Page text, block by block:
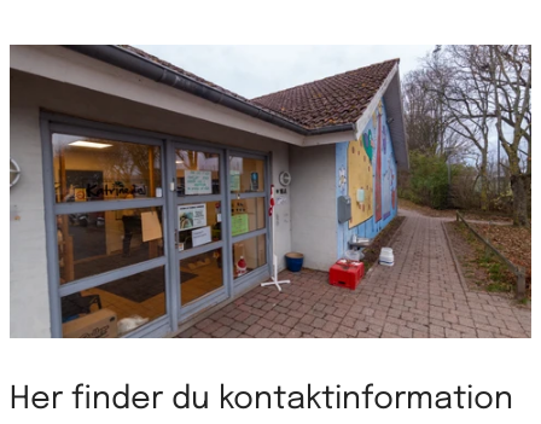
Her finder du kontaktinformation